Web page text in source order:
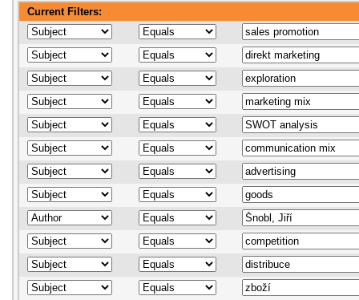
Current Filters: